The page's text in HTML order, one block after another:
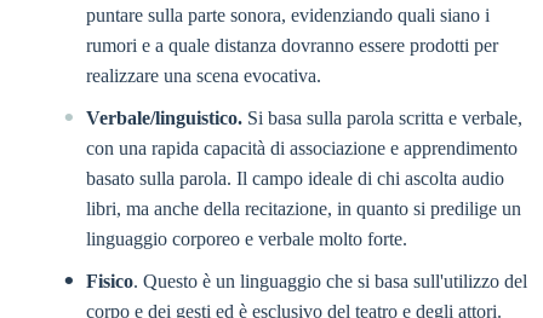
puntare sulla parte sonora, evidenziando quali siano i
rumori e a quale distanza dovranno essere prodotti per
realizzare una scena evocativa.
Verbale/linguistico. Si basa sulla parola scritta e verbale,
con una rapida capacità di associazione e apprendimento
basato sulla parola. Il campo ideale di chi ascolta audio
libri, ma anche della recitazione, in quanto si predilige un
linguaggio corporeo e verbale molto forte.
Fisico. Questo è un linguaggio che si basa sull'utilizzo del
corpo e dei gesti ed è esclusivo del teatro e degli attori.